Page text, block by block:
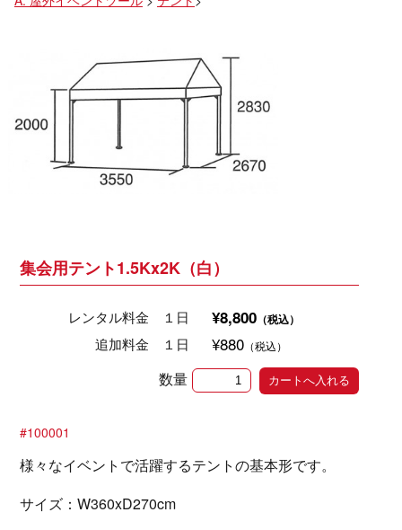
集会用テント1.5Kx2K（白）
レンタル料金 １日 ¥8,800 （税込）
追加料金 １日 ¥880 （税込）
数量
#100001
様々なイベントで活躍するテントの基本形です。
サイズ：W360xD270cm